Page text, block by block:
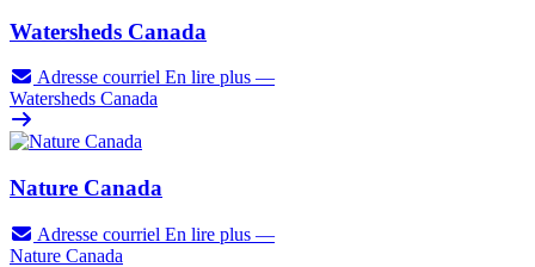
Watersheds Canada
Adresse courriel En lire plus —
Watersheds Canada
Nature Canada
Adresse courriel En lire plus —
Nature Canada